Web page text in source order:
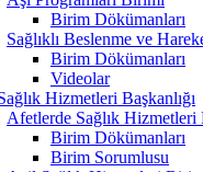
Birim Dökümanları
Sağlıklı Beslenme ve
Birim Dökümanları
Videolar
Hizmetleri Başkanlığı
Afetlerde Sağlık
Birim Dökümanları
Birim Sorumlusu